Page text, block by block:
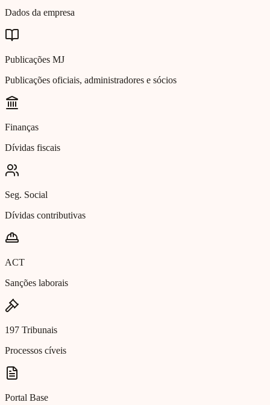
Dados da empresa
Publicações MJ
Publicações oficiais, administradores e sócios
Finanças
Dívidas fiscais
Seg. Social
Dívidas contributivas
ACT
Sanções laborais
197 Tribunais
Processos cíveis
Portal Base